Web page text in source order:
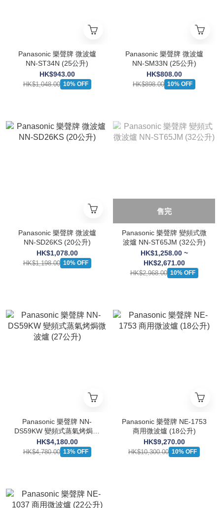
Panasonic 樂聲牌 微波爐
NN-ST34N (25公升)
HK$943.00
HK$1,048.00 10% OFF
Panasonic 樂聲牌 微波爐
NN-SM33N (25公升)
HK$808.00
HK$898.00 10% OFF
Panasonic 樂聲牌 微波爐
NN-SD26KS (20公升)
HK$1,078.00
HK$1,198.00 10% OFF
售完
Panasonic 樂聲牌 變頻式微
波爐 NN-ST65JM (32公升)
HK$1,258.00 ~
HK$2,671.00
HK$2,968.00 10% OFF
Panasonic 樂聲牌 NN-
DS59KW 變頻式蒸氣烤焗微
波爐 (27公升)
HK$4,180.00
HK$4,780.00 13% OFF
Panasonic 樂聲牌 NE-1753
商用微波爐 (18公升)
HK$9,270.00
HK$10,300.00 10% OFF